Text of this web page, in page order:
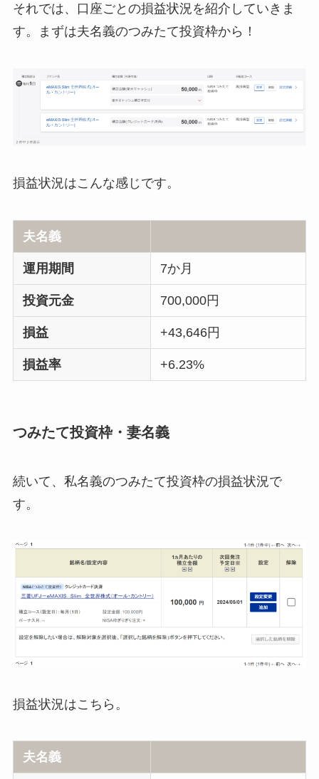
それでは、口座ごとの損益状況を紹介していきま
す。まずは夫名義のつみたて投資枠から！
損益状況はこんな感じです。
夫名義
運用期間 7か月
投資元金 700,000円
損益 +43,646円
損益率 +6.23%
つみたて投資枠・妻名義
続いて、私名義のつみたて投資枠の損益状況で
す。
損益状況はこちら。
夫名義